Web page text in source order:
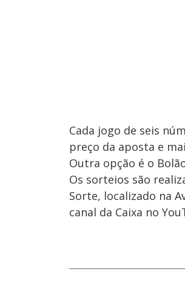
Cada jogo de seis
preço da aposta e
Outra opção é o
Os sorteios são
Sorte, localizado na
canal da Caixa no